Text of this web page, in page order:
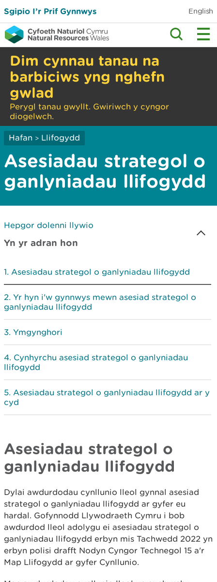
Sgipio I’r Prif Gynnwys English
Dim cynnau tanau na
barbiciws yng nghefn
gwlad
Perygl tanau gwyllt. Gwiriwch y cyngor
diogelwch.
Hafan > Llifogydd
Asesiadau strategol o
ganlyniadau llifogydd
Hepgor dolenni llywio
Yn yr adran hon
Asesiadau strategol o ganlyniadau llifogydd
Yr hyn i'w gynnwys mewn asesiad strategol o
ganlyniadau llifogydd
Ymgynghori
Cynhyrchu asesiad strategol o ganlyniadau
llifogydd
Asesiadau strategol o ganlyniadau llifogydd ar y
cyd
Asesiadau strategol o
ganlyniadau llifogydd
Dylai awdurdodau cynllunio lleol gynnal asesiad
strategol o ganlyniadau llifogydd ar gyfer eu
hardal. Gofynnodd Llywodraeth Cymru i bob
awdurdod lleol adolygu ei asesiadau strategol o
ganlyniadau llifogydd erbyn mis Tachwedd 2022 yn
erbyn polisi drafft Nodyn Cyngor Technegol 15 a'r
Map Llifogydd ar gyfer Cynllunio.